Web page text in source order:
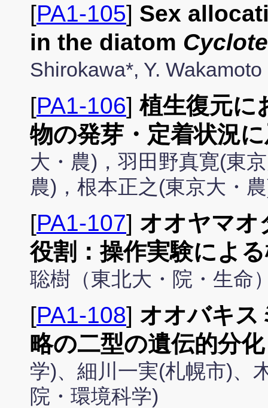
[PA1-105] Sex
in the diatom
Shirokawa*, Y.
[PA1-106]植生復元に
物の発芽・定着状況
大・農)，羽田野真寛(東
農)，根本正之(東京大・
[PA1-107] オオヤマオ
役割：操作実験によ
聡樹（東北大・院・生命
[PA1-108] オオバキス
略の二型の遺伝的分化
学)、細川一実(札幌市)、
院・環境科学)